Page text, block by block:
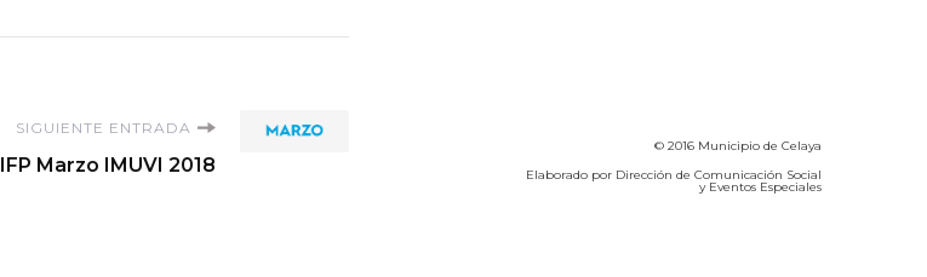
SIGUIENTE ENTRADA
IFP Marzo IMUVI 2018
© 2016 Municipio de Celaya
Elaborado por Dirección de Comunicación Social
y Eventos Especiales